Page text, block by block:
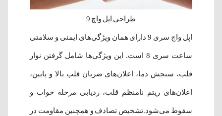
طراحی اپل واچ 9
اپل واچ سری 9 دارای همان ویژگی‌های ایمنی و سلامتی
ساعت سری 8 است. این ویژگی‌ها شامل گرفتن نوار
قلب، سنجش دما، اعلان‌های ضربان قلب بالا و پایین،
اعلان‌های ریتم نامنظم قلب، ردیابی مرحله خواب و
سقوط می‌شود.تشخیص تصادف و همچنین مقاومت در